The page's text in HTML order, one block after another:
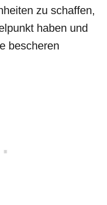
zu schaffen,
haben und
bescheren